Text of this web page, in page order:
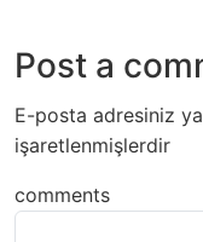
Post a
E-posta adresiniz
işaretlenmişlerdir
comments